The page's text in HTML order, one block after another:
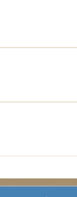
インパーキ
光での自転
すめします
金に含まれ